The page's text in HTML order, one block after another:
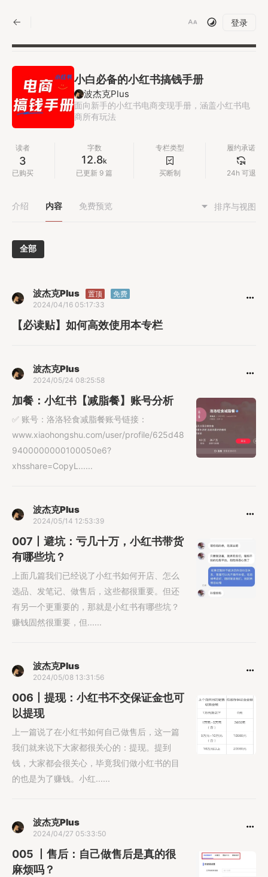
登录
小白必备的小红书搞钱手册
波杰克Plus
面向新手的小红书电商变现手册，涵盖小红书电
商所有玩法
读者
3
已购买
字数
12.8k
已更新 9 篇
专栏类型
买断制
履约承诺
24h 可退
介绍 内容 免费预览 排序与视图
全部
波杰克Plus 置顶
免费
2024/04/16 05:17:33
【必读贴】如何高效使用本专栏
波杰克Plus
2024/05/24 08:25:58
加餐：小红书【减脂餐】账号分析
✅ 账号：洛洛轻食减脂餐账号链接：
www.xiaohongshu.com/user/profile/625d48
9400000000100050e6?
xhsshare=CopyL......
波杰克Plus
2024/05/14 12:53:39
007丨避坑：亏几十万，小红书带货
有哪些坑？
上面几篇我们已经说了小红书如何开店、怎么
选品、发笔记、做售后，这些都很重要。但还
有另一个更重要的，那就是小红书有哪些坑？
赚钱固然很重要，但......
波杰克Plus
2024/05/08 13:31:56
006丨提现：小红书不交保证金也可
以提现
上一篇说了在小红书如何自己做售后，这一篇
我们就来说下大家都很关心的：提现。提到
钱，大家都会很关心，毕竟我们做小红书的目
的也是为了赚钱。小红......
波杰克Plus
2024/04/27 05:33:50
005 丨售后：自己做售后是真的很
麻烦吗？